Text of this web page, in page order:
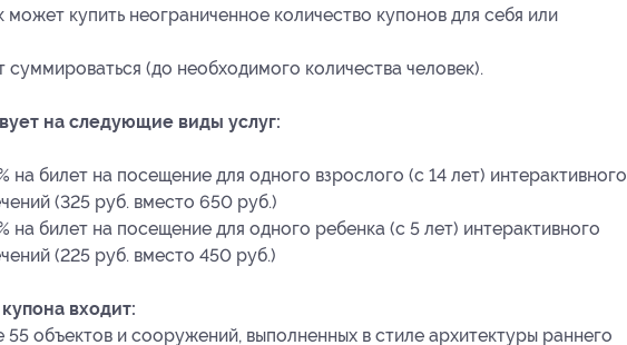
может купить неограниченное количество купонов для себя или
суммироваться (до необходимого количества человек).
на следующие виды услуг:
на билет на посещение для одного взрослого (с 14 лет) интерактивного
(325 руб. вместо 650 руб.)
на билет на посещение для одного ребенка (с 5 лет) интерактивного
(225 руб. вместо 450 руб.)
входит:
объектов и сооружений, выполненных в стиле архитектуры раннего